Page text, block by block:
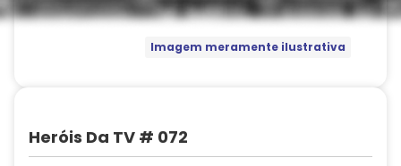
Imagem meramente ilustrativa
Heróis Da TV # 072